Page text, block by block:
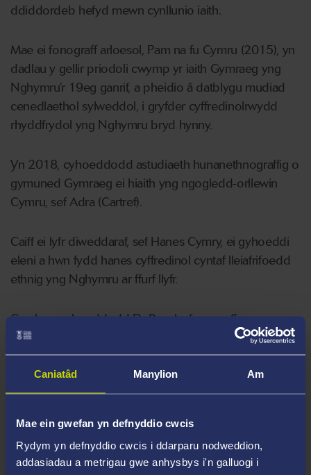
Caniatâd Manylion Am
Mae ein gwefan yn defnyddio cwcis
Rydym yn defnyddio cwcis i ddarparu nodweddion,
addasiadau a metrigau gwe anhysbys i'n galluogi i
ddiddordeb hefyd mewn cynllunio iaith.
Mae ei fonograff arloesol, Pam na fu Cymru (2015), yn
dadlau y gellir priodoli cwymp yr iaith Gymraeg yng
Nghymru’r 19eg ganrif, a pheidio â datblygu mudiad
cenedlaethol sylweddol, i gryfder cyffredinolrwydd
rhyddfrydol yng Nghymru bryd hynny.
Yn 2018, cyhoeddodd astudiaeth hunanethnograffig o
gymuned Gymraeg ei hiaith yng ngogledd-orllewin
Cymru, sef Adra (Cartref).
Caiff ei lyfr diweddaraf, sef Hanes Cymry, ei gyhoeddi
eleni a hwn fydd hanes cyffredinol cyntaf lleiafrifoedd
ethnig yng Nghymru ar ffurf llyfr.
Cyn hyn, cyhoeddodd Dr Brooks fonograff ar yr
Oleuedigaeth, a chyd-olygodd gyfrol o draethodau ar
gynllunio iaith.
Ef yw Golygydd Cyffredinol Gwasg Prifysgol Cymru ar